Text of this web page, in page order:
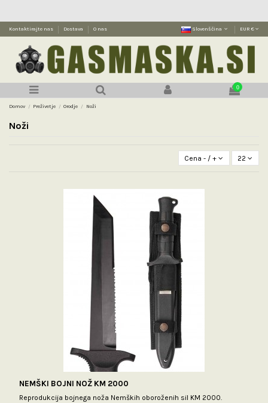
Kontaktirajte nas Dostava O nas Slovenščina EUR €
0
Domov Preživetje Orodje Noži
Noži
Cena - / + 22
NEMŠKI BOJNI NOŽ KM 2000
Reprodukcija bojnega noža Nemških oboroženih sil KM 2000.